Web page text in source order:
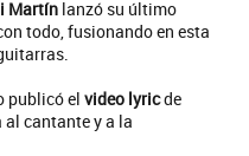
Martín lanzó su último
todo, fusionando en esta
publicó el video lyricde
al cantante y a la